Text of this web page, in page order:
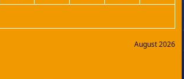
August 2026